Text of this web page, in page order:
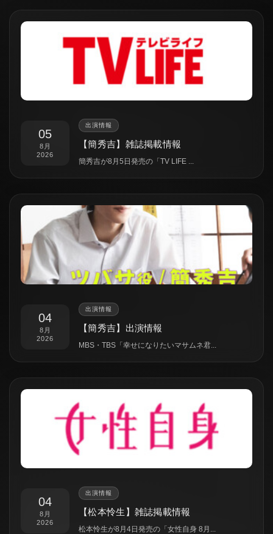
05
8月
2026
出演情報
【簡秀吉】雑誌掲載情報
簡秀吉が8月5日発売の「TV LIFE ...
04
8月
2026
出演情報
【簡秀吉】出演情報
MBS・TBS「幸せになりたいマサムネ君...
04
8月
2026
出演情報
【松本怜生】雑誌掲載情報
松本怜生が8月4日発売の「女性自身 8月...